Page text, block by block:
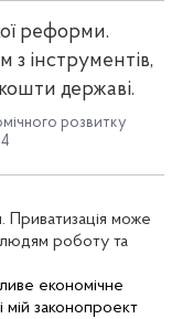
реформи.
з інструментів,
державі.
розвитку
Приватизація може
людям роботу та
економічне
мій законопроект